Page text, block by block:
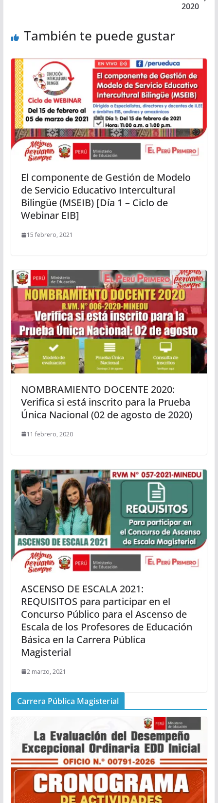
2020
También te puede gustar
El componente de Gestión de Modelo
de Servicio Educativo Intercultural
Bilingüe (MSEIB) [Día 1 – Ciclo de
Webinar EIB]
15 febrero, 2021
NOMBRAMIENTO DOCENTE 2020:
Verifica si está inscrito para la Prueba
Única Nacional (02 de agosto de 2020)
11 febrero, 2020
ASCENSO DE ESCALA 2021:
REQUISITOS para participar en el
Concurso Público para el Ascenso de
Escala de los Profesores de Educación
Básica en la Carrera Pública
Magisterial
2 marzo, 2021
Carrera Pública Magisterial